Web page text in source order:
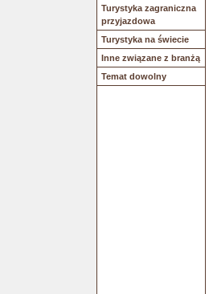
Turystyka zagraniczna
przyjazdowa
Turystyka na świecie
Inne związane z branżą
Temat dowolny